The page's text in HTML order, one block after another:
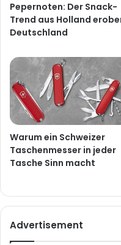
Pepernoten: Der Snack-
Trend aus Holland
Deutschland
Warum ein Schweizer
Taschenmesser in jeder
Tasche Sinn macht
Advertisement